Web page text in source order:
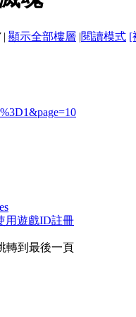
| 顯示全部樓層 |閱讀模式 [
用遊戲ID註冊
轉到最後一頁